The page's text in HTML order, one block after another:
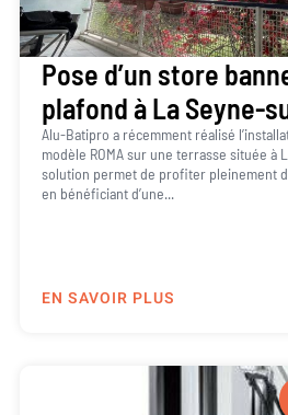
Pose d’un store
plafond à La Seyne-
Alu-Batipro a récemment réalisé
modèle ROMA sur une terrasse située à
solution permet de profiter pleinement
en bénéficiant d’une...
EN SAVOIR PLUS